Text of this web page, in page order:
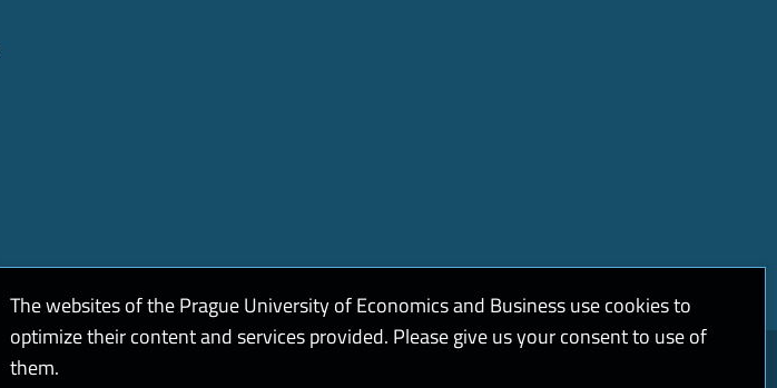
The websites of the Prague University of Economics and Business use cookies to
optimize their content and services provided. Please give us your consent to use of
them.